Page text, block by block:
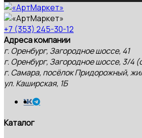
+7 (353) 245-30-12
Адреса компании
г. Оренбург, Загородное шоссе, 41
г. Оренбург, Загородное шоссе, 3/4
г. Самара, посёлок Придорожный,
ул. Каширская, 1Б
Каталог